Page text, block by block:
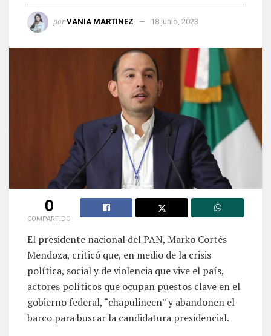
por VANIA MARTÍNEZ 18 junio, 2023
0
COMPARTIDO
El presidente nacional del PAN, Marko Cortés
Mendoza, criticó que, en medio de la crisis
política, social y de violencia que vive el país,
actores políticos que ocupan puestos clave en el
gobierno federal, “chapulineen” y abandonen el
barco para buscar la candidatura presidencial.